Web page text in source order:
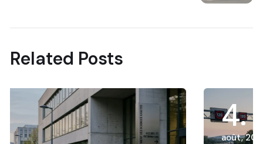
Related Posts
4
août, 2026